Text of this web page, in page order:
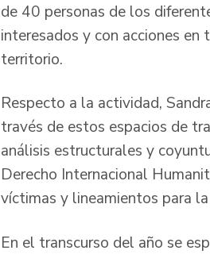
de 40 personas de los
interesados y con acciones
territorio.
Respecto a la actividad,
través de estos espacios de
análisis estructurales y
Derecho Internacional
víctimas y lineamientos para
En el transcurso del año se